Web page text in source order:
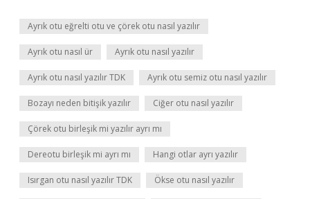
Ayrık otu eğrelti otu ve çörek otu nasıl yazılır
Ayrık otu nasıl ür Ayrık otu nasıl yazılır
Ayrık otu nasıl yazılır TDK Ayrık otu semiz otu nasıl yazılır
Bozayı neden bitişik yazılır Ciğer otu nasıl yazılır
Çörek otu birleşik mi yazılır ayrı mı
Dereotu birleşik mi ayrı mı Hangi otlar ayrı yazılır
Isırgan otu nasıl yazılır TDK Ökse otu nasıl yazılır